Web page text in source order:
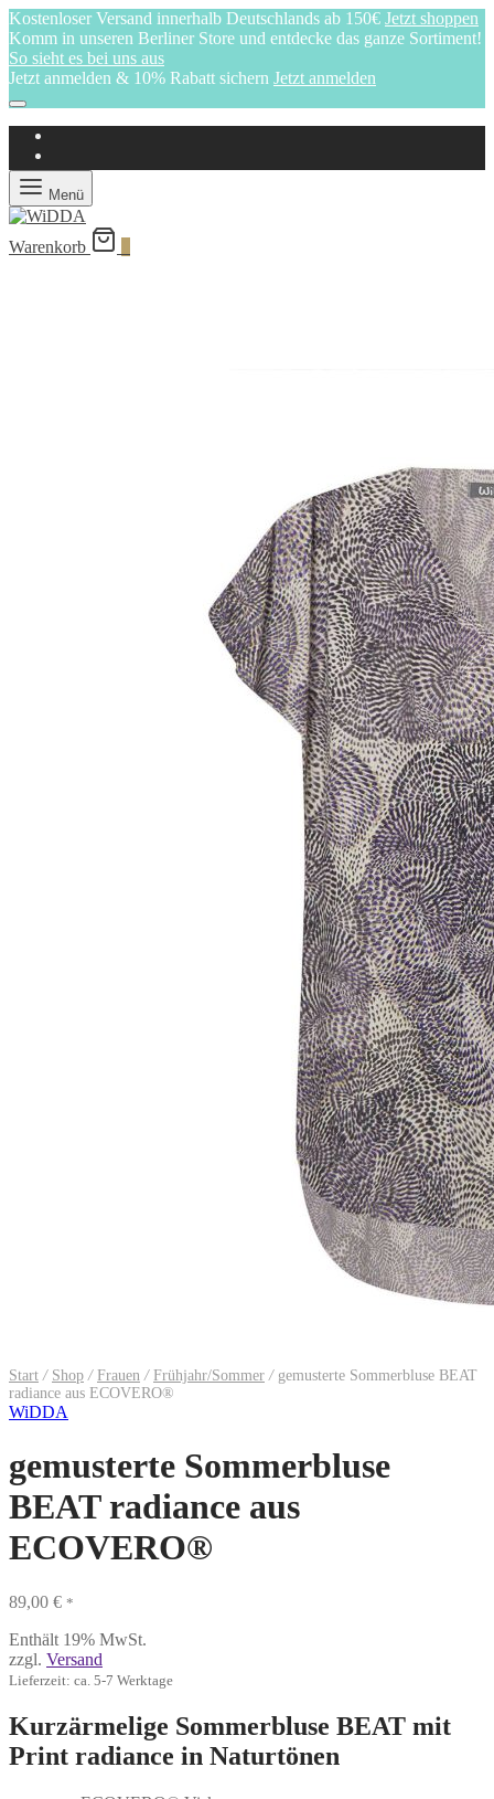
Kostenloser Versand innerhalb Deutschlands ab 150€ Jetzt shoppen
Komm in unseren Berliner Store und entdecke das ganze Sortiment!
So sieht es bei uns aus
Jetzt anmelden & 10% Rabatt sichern Jetzt anmelden
Menü
Warenkorb
Start / Shop / Frauen / Frühjahr/Sommer /gemusterte Sommerbluse BEAT
radiance aus ECOVERO®
WiDDA
gemusterte Sommerbluse
BEAT radiance aus
ECOVERO®
89,00 € *
Enthält 19% MwSt.
zzgl. Versand
Lieferzeit: ca. 5-7 Werktage
Kurzärmelige Sommerbluse BEAT mit
Print radiance in Naturtönen